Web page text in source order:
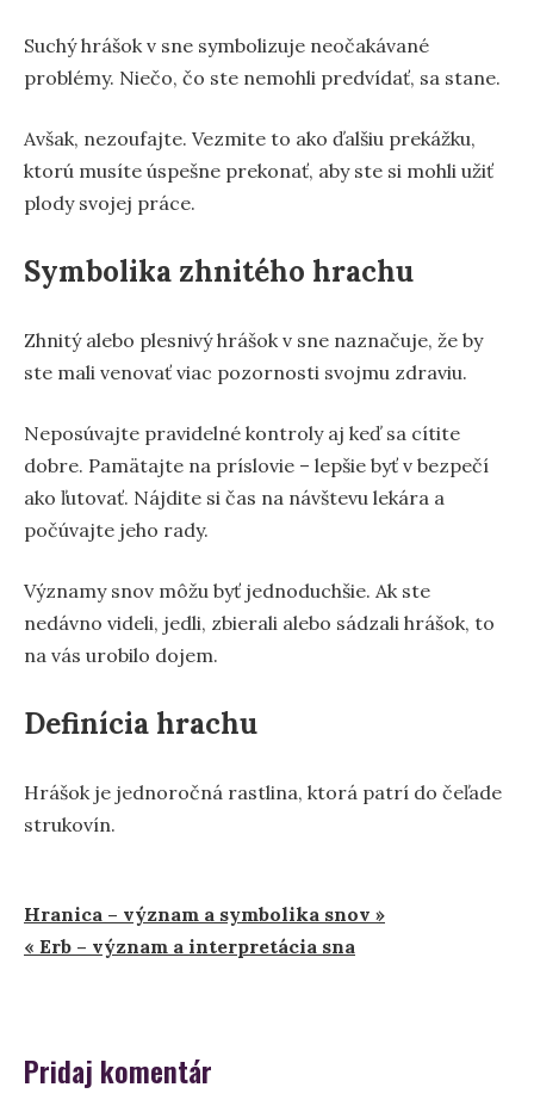
Suchý hrášok v sne symbolizuje neočakávané
problémy. Niečo, čo ste nemohli predvídať, sa stane.
Avšak, nezoufajte. Vezmite to ako ďalšiu prekážku,
ktorú musíte úspešne prekonať, aby ste si mohli užiť
plody svojej práce.
Symbolika zhnitého hrachu
Zhnitý alebo plesnivý hrášok v sne naznačuje, že by
ste mali venovať viac pozornosti svojmu zdraviu.
Neposúvajte pravidelné kontroly aj keď sa cítite
dobre. Pamätajte na príslovie – lepšie byť v bezpečí
ako ľutovať. Nájdite si čas na návštevu lekára a
počúvajte jeho rady.
Významy snov môžu byť jednoduchšie. Ak ste
nedávno videli, jedli, zbierali alebo sádzali hrášok, to
na vás urobilo dojem.
Definícia hrachu
Hrášok je jednoročná rastlina, ktorá patrí do čeľade
strukovín.
Navigácia
v
Hranica – význam a symbolika snov »
« Erb – význam a interpretácia sna
Pridaj komentár